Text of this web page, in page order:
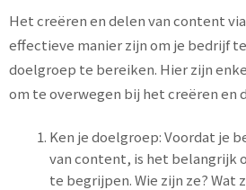
Het creëren en delen van content
effectieve manier zijn om je bedrijf
doelgroep te bereiken. Hier zijn
om te overwegen bij het creëren en
Ken je doelgroep: Voordat je
van content, is het belangrijk
te begrijpen. Wie zijn ze? Wat